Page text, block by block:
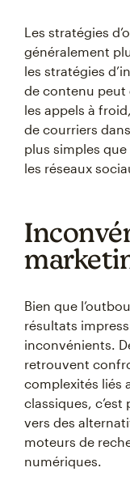
Les stratégies
généralement
les stratégies
de contenu peut
les appels à
de courriers
plus simples
les réseaux
Bien que
résultats
inconvénients.
retrouvent
complexités liés
classiques,
vers des
moteurs de
numériques.